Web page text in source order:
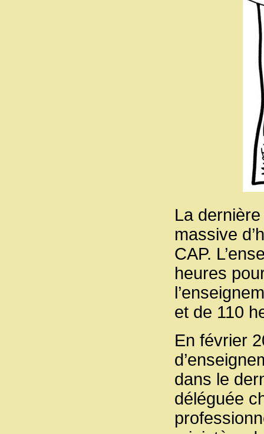
La
massive
CAP.
heures
et de 110
En février
dans le
déléguée